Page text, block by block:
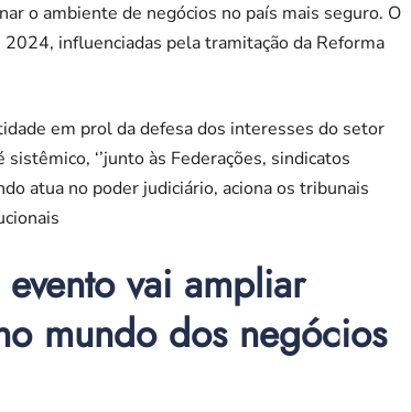
o ambiente de negócios no país mais seguro. O
influenciadas pela tramitação da Reforma
em prol da defesa dos interesses do setor
‘’junto às Federações, sindicatos
atua no poder judiciário, aciona os tribunais
vai ampliar
mundo dos negócios